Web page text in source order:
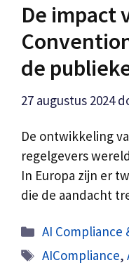
De impact
de
27 augustus 2024
De ontwikkeling
regelgevers
In Europa zijn er
die de aandacht
Categorieën
AI Compliance
Tags
AICompliance,